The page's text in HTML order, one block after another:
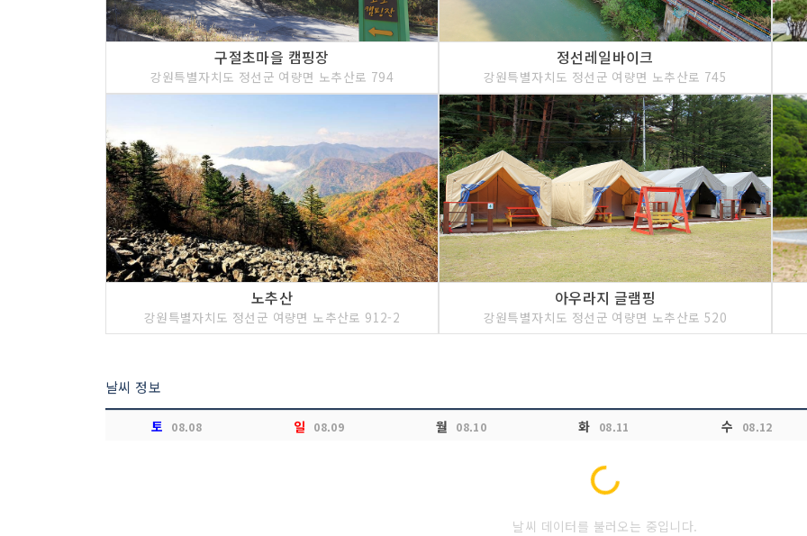
구절초마을 캠핑장
강원특별자치도 정선군 여량면 노추산로 794
정선레일바이크
강원특별자치도 정선군 여량면 노추산로 745
노추산
강원특별자치도 정선군 여량면 노추산로 912-2
아우라지 글램핑
강원특별자치도 정선군 여량면 노추산로 520
날씨 정보
토 08.08 일 08.09 월 08.10 화 08.11 수 08.12
Loading...
날씨 데이터를 불러오는 중입니다.